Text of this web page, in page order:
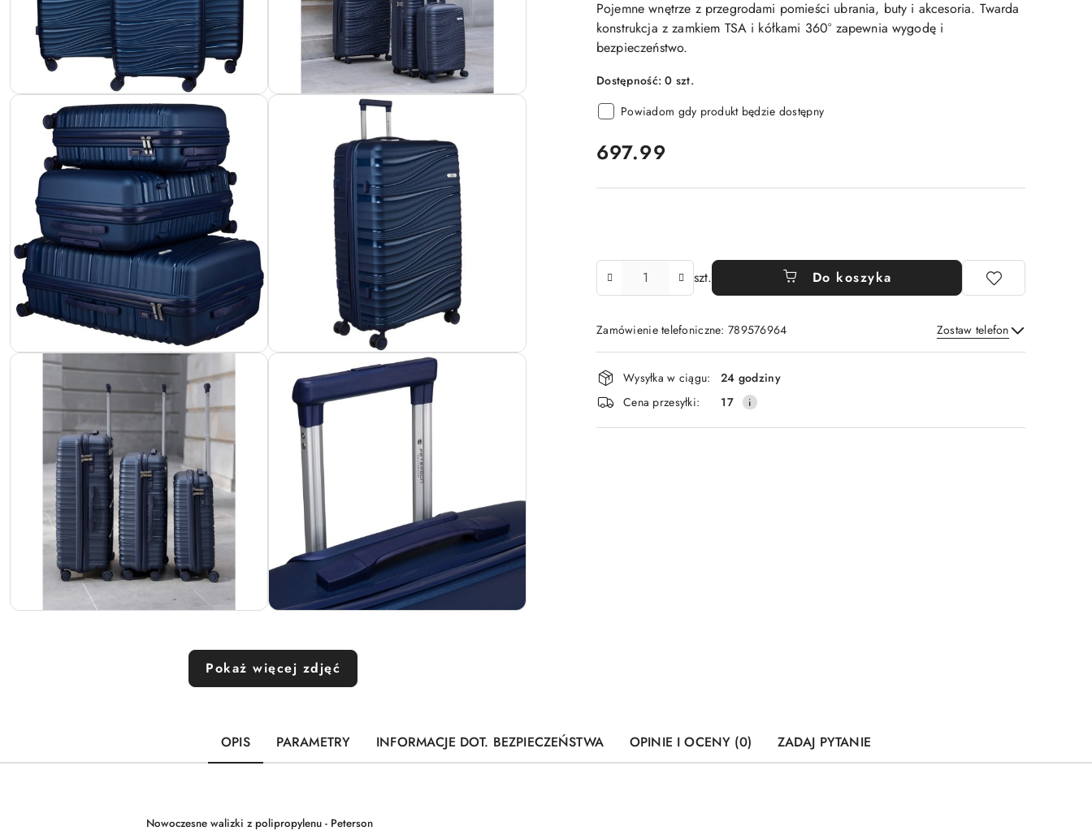
Pokaż więcej zdjęć
Pojemne wnętrze z przegrodami pomieści ubrania, buty i akcesoria. Twarda
konstrukcja z zamkiem TSA i kółkami 360° zapewnia wygodę i
bezpieczeństwo.
Dostępność:0 szt.
Powiadom gdy produkt będzie dostępny
cena:
697.99
szt. Do koszyka
Zamówienie telefoniczne: 789576964 Zostaw telefon
Wyślij
Dostępność
i
dostawa
Wysyłka w ciągu:
24 godziny
Cena przesyłki:
17
OPIS PARAMETRY INFORMACJE DOT. BEZPIECZEŃSTWA OPINIE I OCENY (0) ZADAJ PYTANIE
Nowoczesne walizki z polipropylenu - Peterson